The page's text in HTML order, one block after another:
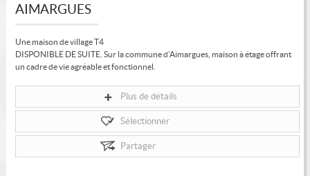
AIMARGUES
Une maison de village T4
DISPONIBLE DE SUITE. Sur la commune d’Aimargues, maison à étage offrant
un cadre de vie agréable et fonctionnel.
Plus de détails
Sélectionner
Partager